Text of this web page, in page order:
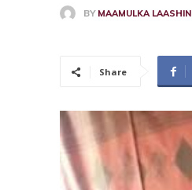
BY MAAMULKA LAASHIN
Share